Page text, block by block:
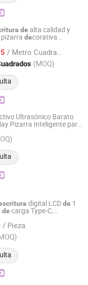
de alta calidad y
decorativa
/ Metro Cuadrado
(MOQ)
2008
Ultrasónico Barato
Pizarra Inteligente para
Pizarra Interactiva
digital LCDde 1
de carga Type-C,
/ Pieza